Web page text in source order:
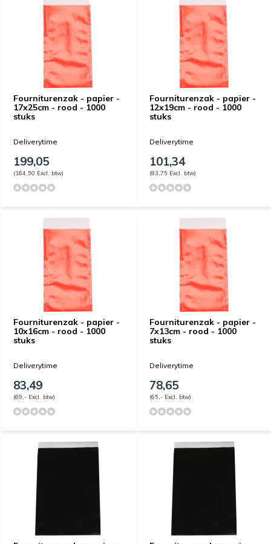
Fourniturenzak - papier -
17x25cm - rood - 1000
stuks
Deliverytime
199,05
(164,50 Excl. btw)
Fourniturenzak - papier -
12x19cm - rood - 1000
stuks
Deliverytime
101,34
(83,75 Excl. btw)
Fourniturenzak - papier -
10x16cm - rood - 1000
stuks
Deliverytime
83,49
(69,- Excl. btw)
Fourniturenzak - papier -
7x13cm - rood - 1000
stuks
Deliverytime
78,65
(65,- Excl. btw)